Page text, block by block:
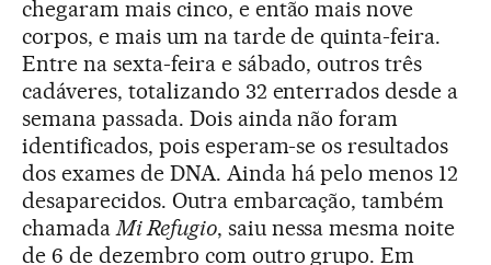
chegaram mais cinco, e então mais nove
corpos, e mais um na tarde de quinta-feira.
Entre na sexta-feira e sábado, outros três
cadáveres, totalizando 32 enterrados desde a
semana passada. Dois ainda não foram
identificados, pois esperam-se os resultados
dos exames de DNA. Ainda há pelo menos 12
desaparecidos. Outra embarcação, também
chamadaMi Refugio, saiu nessa mesma noite
de 6 de dezembro com outro grupo. Em